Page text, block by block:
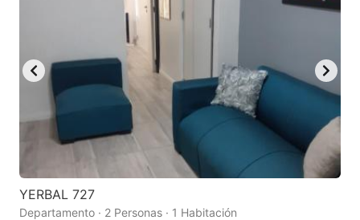
YERBAL 727
Departamento · 2 Personas · 1 Habitación